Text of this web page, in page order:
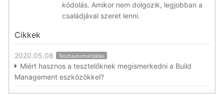
kódolás. Amikor nem dolgozik, legjobban a
családjával szeret lenni.
Cikkek
2020.05.08 Tesztautomatizálás
Miért hasznos a tesztelőknek megismerkedni a Build
Management eszközökkel?